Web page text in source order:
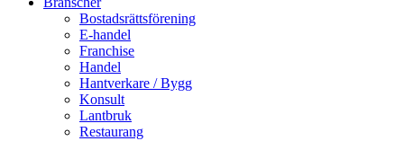
Bostadsrättsförening
E-handel
Franchise
Handel
Hantverkare / Bygg
Konsult
Lantbruk
Restaurang